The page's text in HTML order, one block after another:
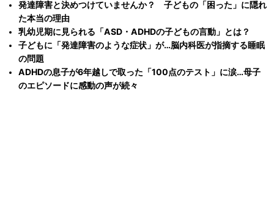
発達障害と決めつけていませんか？ 子どもの「困った」に隠れ
た本当の理由
乳幼児期に見られる「ASD・ADHDの子どもの言動」とは？
子どもに「発達障害のような症状」が…脳内科医が指摘する睡眠
の問題
ADHDの息子が6年越しで取った「100点のテスト」に涙…母子
のエピソードに感動の声が続々